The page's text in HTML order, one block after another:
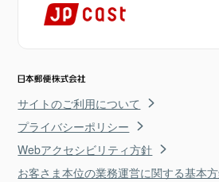
サイトのご利用について
プライバシーポリシー
Webアクセシビリティ方針
お客さま本位の業務運営に関する基本